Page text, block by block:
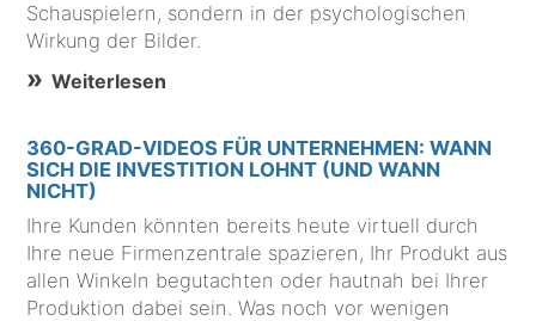
Schauspielern, sondern in der psychologischen
Wirkung der Bilder.
Weiterlesen
360-GRAD-VIDEOS FÜR UNTERNEHMEN: WANN
SICH DIE INVESTITION LOHNT (UND WANN
NICHT)
Ihre Kunden könnten bereits heute virtuell durch
Ihre neue Firmenzentrale spazieren, Ihr Produkt aus
allen Winkeln begutachten oder hautnah bei Ihrer
Produktion dabei sein. Was noch vor wenigen